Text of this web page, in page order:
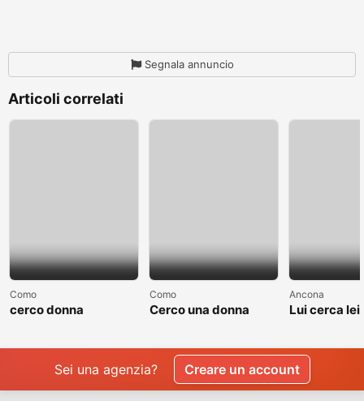
Segnala annuncio
Articoli correlati
Como
cerco donna
Como
Cerco una donna
Ancona
Lui cerca lei
Sei una agenzia? Creare un account